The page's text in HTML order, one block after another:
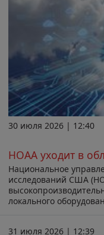
30 июля 2026 | 12:40
НОАА уходит в
Национальное
исследований США
локального
31 июля 2026 | 12:39